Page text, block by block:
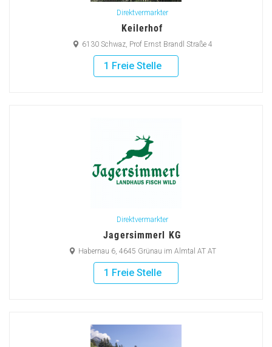
Direktvermarkter
Keilerhof
6130 Schwaz, Prof Ernst Brandl Straße 4
1 Freie Stelle
Direktvermarkter
Jagersimmerl KG
Habernau 6, 4645 Grünau im Almtal AT AT
1 Freie Stelle